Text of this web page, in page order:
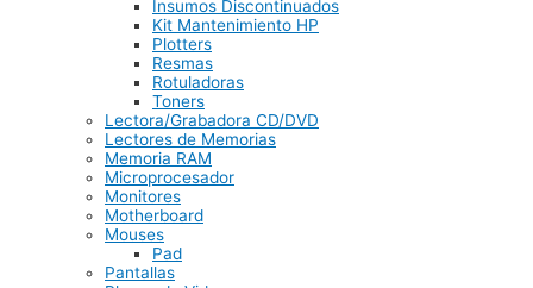
Insumos Discontinuados
Kit Mantenimiento HP
Plotters
Resmas
Rotuladoras
Toners
Lectora/Grabadora CD/DVD
Lectores de Memorias
Memoria RAM
Microprocesador
Monitores
Motherboard
Mouses
Pad
Pantallas